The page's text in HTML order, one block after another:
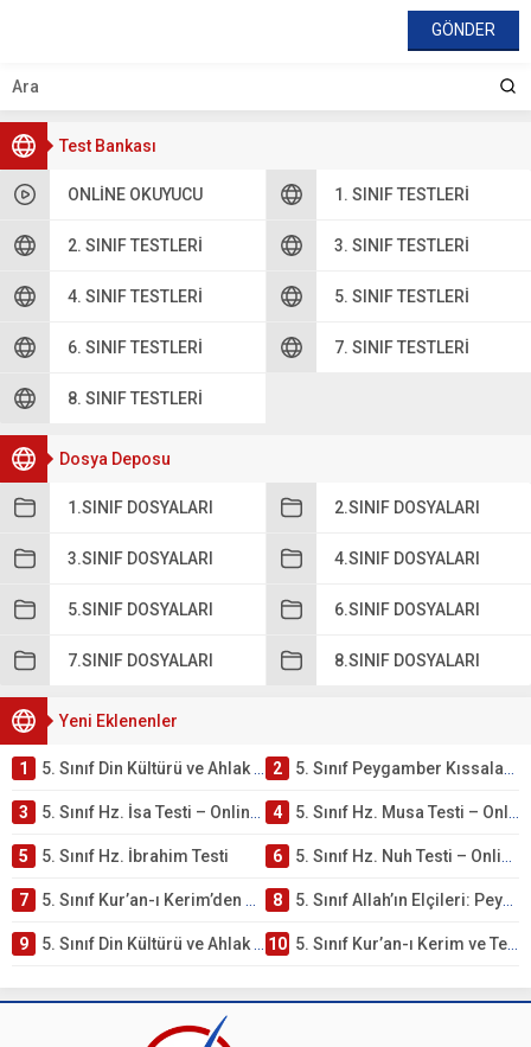
Test Bankası
ONLINE OKUYUCU 1. SINIF TESTLERI
2. SINIF TESTLERI 3. SINIF TESTLERI
4. SINIF TESTLERI 5. SINIF TESTLERI
6. SINIF TESTLERI 7. SINIF TESTLERI
8. SINIF TESTLERI
Dosya Deposu
1.SINIF DOSYALARI 2.SINIF DOSYALARI
3.SINIF DOSYALARI 4.SINIF DOSYALARI
5.SINIF DOSYALARI 6.SINIF DOSYALARI
7.SINIF DOSYALARI 8.SINIF DOSYALARI
Yeni Eklenenler
1 5. Sınıf Din Kültürü ve Ahlak Bilgisi 4. Ünite: Peygamber Kıssaları Çalışmaları 2 5. Sınıf Peygamber Kıssaları Ünite Testi – Online Çöz
3 5. Sınıf Hz. İsa Testi – Online Çöz 4 5. Sınıf Hz. Musa Testi – Online Çöz
5 5. Sınıf Hz. İbrahim Testi 6 5. Sınıf Hz. Nuh Testi – Online Çöz
7 5. Sınıf Kur’an-ı Kerim’den Öğütler – Peygamber Kıssaları Testi – Online Çöz 8 5. Sınıf Allah’ın Elçileri: Peygamberler Testi – Online Çöz
9 5. Sınıf Din Kültürü ve Ahlak Bilgisi 3. Ünite: Kur’an-ı Kerim Çalışmaları 10 5. Sınıf Kur’an-ı Kerim ve Temel Özellikleri Testi – Online Çöz